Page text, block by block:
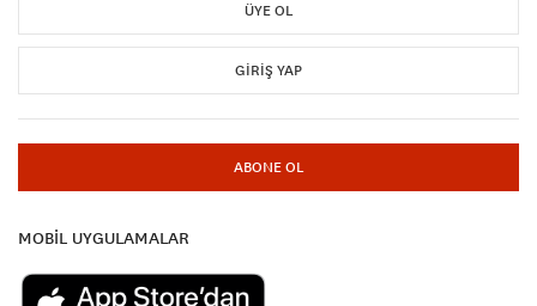
ÜYE OL
GIRIŞ YAP
ABONE OL
MOBİL UYGULAMALAR